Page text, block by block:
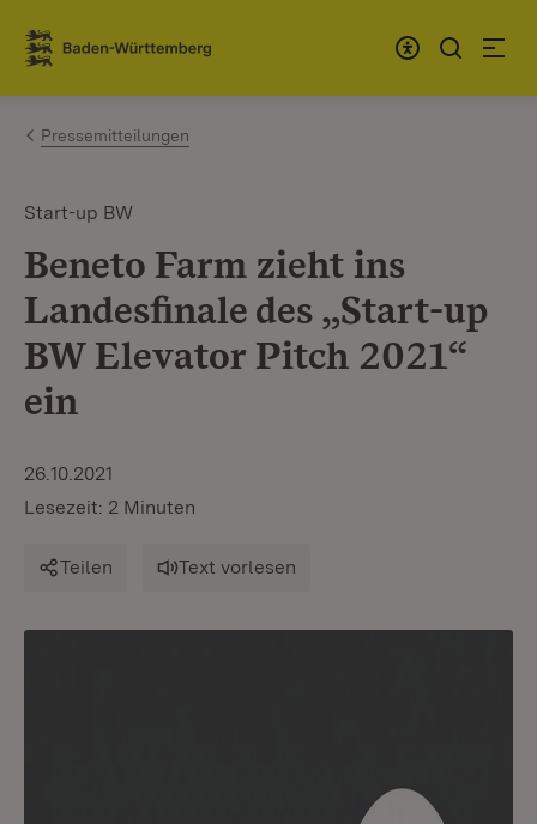
Zum Inhalt springen
Link zur Startseite
Pressemitteilungen
Start-up BW
Beneto Farm zieht ins
Landesfinale des „Start-up
BW Elevator Pitch 2021“
ein
26.10.2021
Lesezeit: 2 Minuten
Teilen Text vorlesen